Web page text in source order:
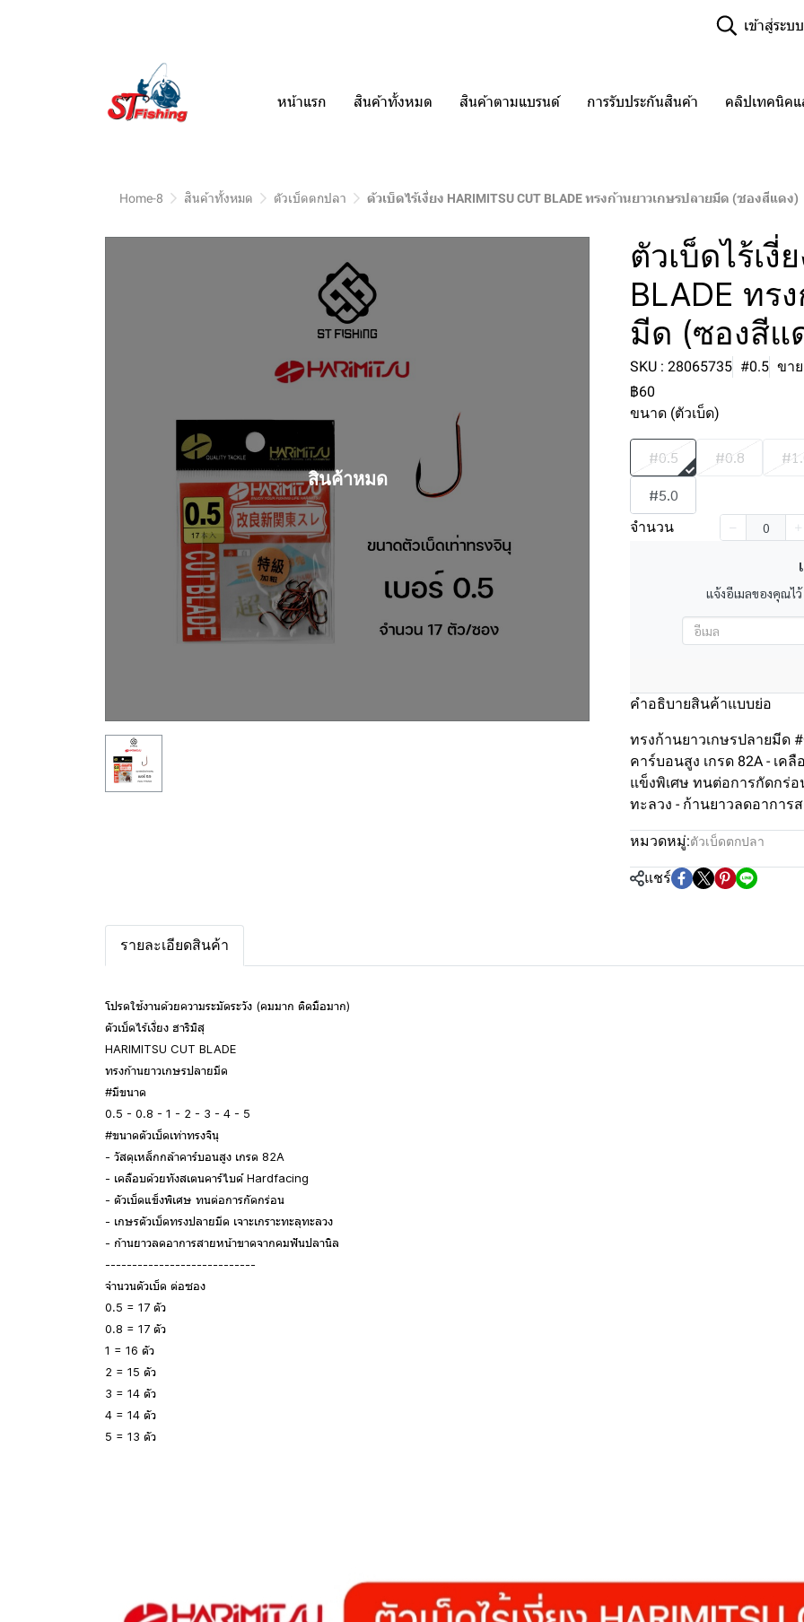
เข้าสู่ระบบ
หน้าแรก สินค้าทั้งหมด สินค้าตามแบรนด์ การรับประกันสินค้า คลิปเทคนิค
Home-8 สินค้าทั้งหมด ตัวเบ็ดตกปลา ตัวเบ็ดไร้เงี่ยง HARIMITSU CUT BLADE ทรงก้านยาวเกษรปลายมีด (ซองสีแดง)
สินค้าหมด
ตัวเบ็ดไร้เงี่
BLADE ทร
มีด (ซองสีแ
SKU : 28065735 #0.5 ขา
฿60
ขนาด (ตัวเบ็ด)
#0.5 #0.8
#5.0
จำนวน
แจ้งอีเมลของคุณไ
คำอธิบายสินค้าแบบย่อ
ทรงก้านยาวเกษรปลายมีด
คาร์บอนสูง เกรด 82A - เค
แข็งพิเศษ ทนต่อการกัดกร่อ
ทะลวง - ก้านยาวลดอากา
หมวดหมู่:ตัวเบ็ดตกปลา
แชร์
รายละเอียดสินค้า
โปรดใช้งานด้วยความระมัดระวัง (คมมาก ติดมือมาก)
ตัวเบ็ดไร้เงี่ยง ฮาริมิสุ
HARIMITSU CUT BLADE
ทรงก้านยาวเกษรปลายมีด
#มีขนาด
0.5 - 0.8 - 1 - 2 - 3 - 4 - 5
#ขนาดตัวเบ็ดเท่าทรงจินุ
- วัสดุเหล็กกล้าคาร์บอนสูง เกรด 82A
- เคลือบด้วยทังสเตนคาร์ไบด์ Hardfacing
- ตัวเบ็ดแข็งพิเศษ ทนต่อการกัดกร่อน
- เกษรตัวเบ็ดทรงปลายมีด เจาะเกราะทะลุทะลวง
- ก้านยาวลดอาการสายหน้าขาดจากคมฟันปลานิล
----------------------------
จำนวนตัวเบ็ด ต่อซอง
0.5 = 17 ตัว
0.8 = 17 ตัว
1 = 16 ตัว
2 = 15 ตัว
3 = 14 ตัว
4 = 14 ตัว
5 = 13 ตัว